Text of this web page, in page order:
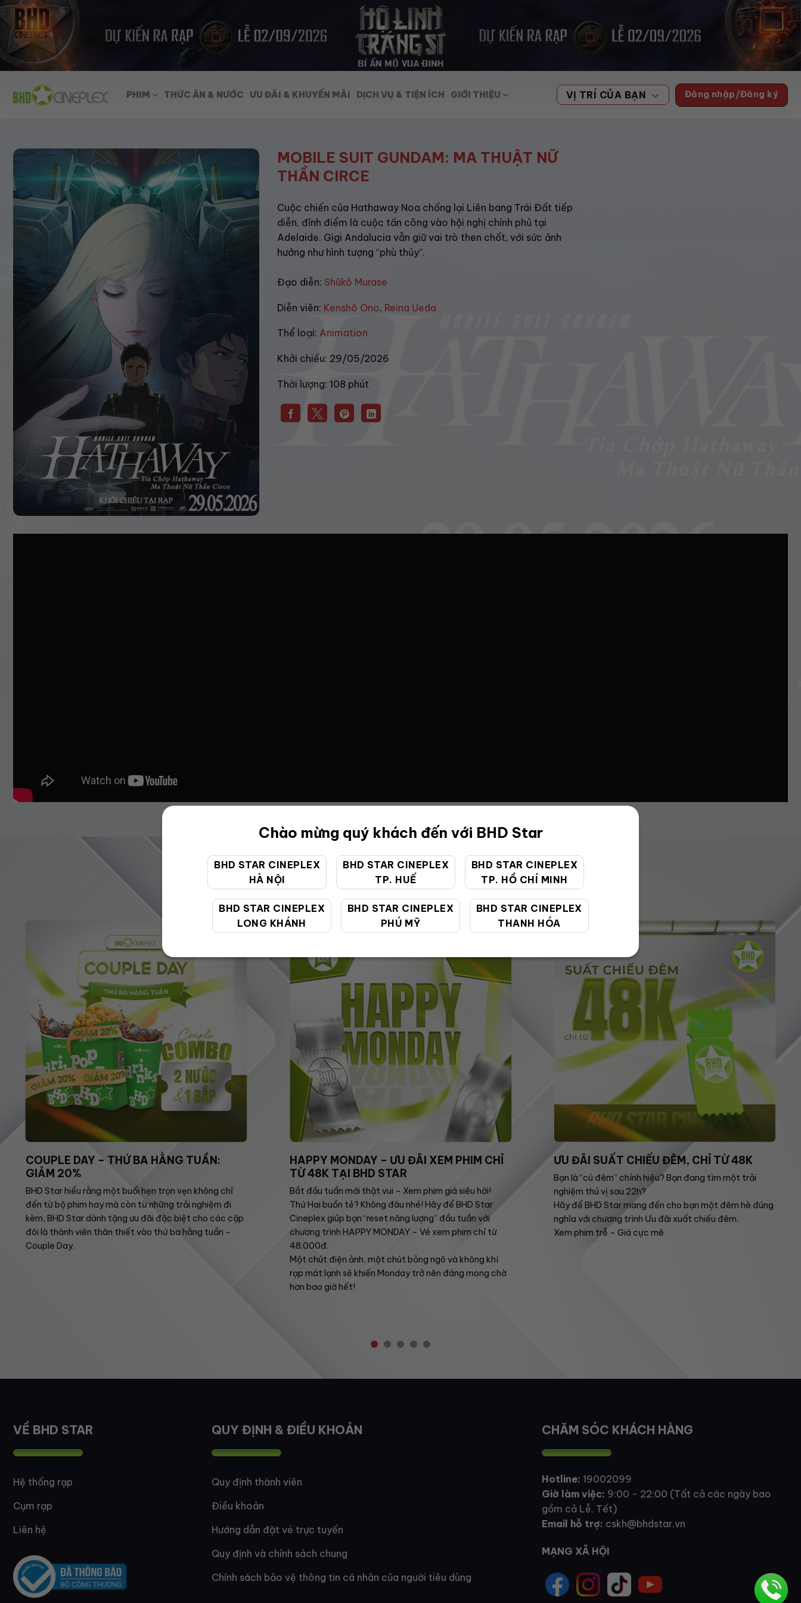
Chào mừng quý khách đến với BHD Star
BHD STAR CINEPLEX
HÀ NỘI
BHD STAR CINEPLEX
TP. HUẾ
BHD STAR CINEPLEX
TP. HỒ CHÍ MINH
BHD STAR CINEPLEX
LONG KHÁNH
BHD STAR CINEPLEX
PHÚ MỸ
BHD STAR CINEPLEX
THANH HÓA
Skip
to
content
PHIM THỨC ĂN & NƯỚC ƯU ĐÃI & KHUYẾN MÃI DỊCH VỤ & TIỆN ÍCH GIỚI THIỆU VỊ TRÍ CỦA BẠN Đăng nhập/Đăng ký
MOBILE SUIT GUNDAM: MA THUẬT NỮ
THẦN CIRCE
Cuộc chiến của Hathaway Noa chống lại Liên bang Trái Đất tiếp
diễn, đỉnh điểm là cuộc tấn công vào hội nghị chính phủ tại
Adelaide. Gigi Andalucia vẫn giữ vai trò then chốt, với sức ảnh
hưởng như hình tượng “phù thủy”.
Đạo diễn: Shûkô Murase
Diễn viên: Kenshô Ono, Reina Ueda
Thể loại: Animation
Khởi chiếu: 29/05/2026
Thời lượng: 108 phút
ƯU ĐÃI ĐẶC BIỆT
COUPLE DAY – THỨ BA HẰNG TUẦN:
GIẢM 20%
BHD Star hiểu rằng một buổi hẹn trọn vẹn không chỉ
đến từ bộ phim hay mà còn từ những trải nghiệm đi
kèm, BHD Star dành tặng ưu đãi đặc biệt cho các cặp
đôi là thành viên thân thiết vào thứ ba hằng tuần –
Couple Day.
HAPPY MONDAY – ƯU ĐÃI XEM PHIM CHỈ
TỪ 48K TẠI BHD STAR
Bắt đầu tuần mới thật vui – Xem phim giá siêu hời!
Thứ Hai buồn tẻ? Không đâu nhé! Hãy để BHD Star
Cineplex giúp bạn “reset năng lượng” đầu tuần với
chương trình HAPPY MONDAY – Vé xem phim chỉ từ
48.000đ.
Một chút điện ảnh, một chút bỏng ngô và không khí
rạp mát lạnh sẽ khiến Monday trở nên đáng mong chờ
hơn bao giờ hết!
ƯU ĐÃI SUẤT CHIẾU ĐÊM, CHỈ TỪ 48K
Bạn là “cú đêm” chính hiệu? Bạn đang tìm một trải
nghiệm thú vị sau 22h?
Hãy để BHD Star mang đến cho bạn một đêm hè đúng
nghĩa với chương trình Ưu đãi xuất chiếu đêm.
Xem phim trễ – Giá cực mê
VỀ BHD STAR
Hệ thống rạp
Cụm rạp
Liên hệ
QUY ĐỊNH & ĐIỀU KHOẢN
Quy định thành viên
Điều khoản
Hướng dẫn đặt vé trực tuyến
Quy định và chính sách chung
Chính sách bảo vệ thông tin cá nhân của người tiêu dùng
CHĂM SÓC KHÁCH HÀNG
Hotline: 19002099
Giờ làm việc: 9:00 - 22:00 (Tất cả các ngày bao
gồm cả Lễ, Tết)
Email hỗ trợ: cskh@bhdstar.vn
MẠNG XÃ HỘI